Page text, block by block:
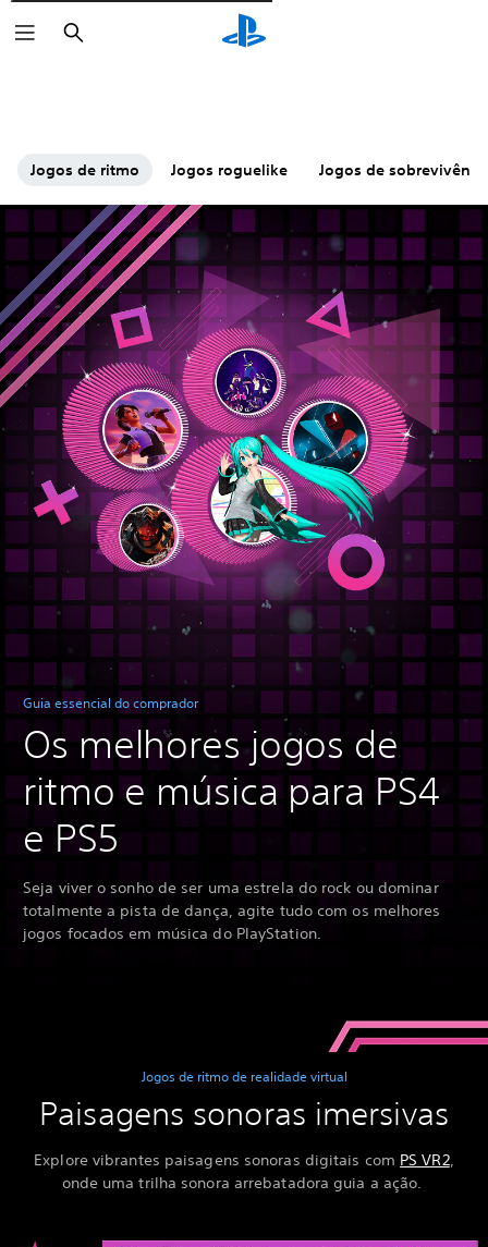
Pesquisar
Jogos de ritmo Jogos roguelike Jogos de
Guia essencial do comprador
Os melhores jogos de
ritmo e música para PS4
e PS5
Seja viver o sonho de ser uma estrela do rock ou dominar
totalmente a pista de dança, agite tudo com os melhores
jogos focados em música do PlayStation.
Jogos de ritmo de realidade virtual
Paisagens sonoras imersivas
Explore vibrantes paisagens sonoras digitais com PS VR2,
onde uma trilha sonora arrebatadora guia a ação.